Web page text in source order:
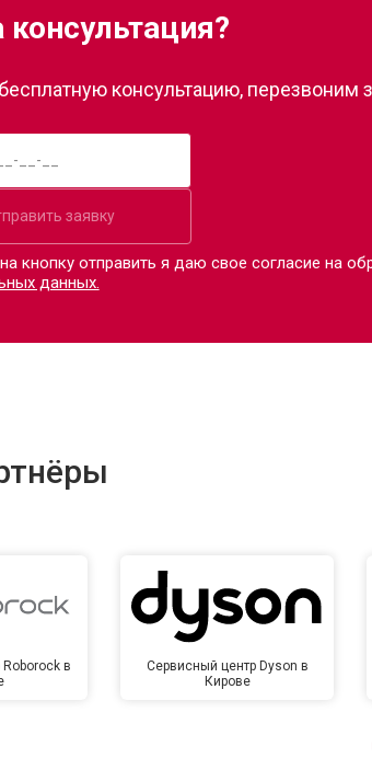
консультацию, перезвоним
заявку
кнопку отправить я даю свое согласие на
данных.
в
Сервисный центр Dyson в
Кирове